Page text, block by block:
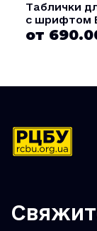
Таблички
с шрифтом
от